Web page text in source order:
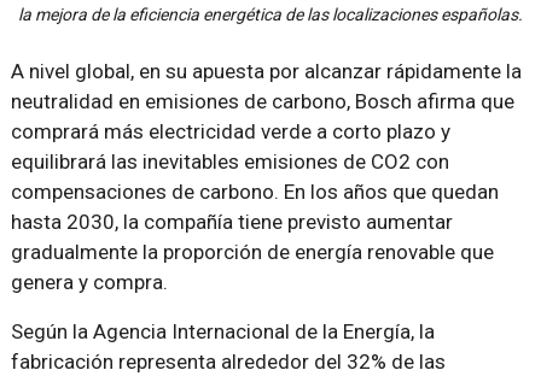
la mejora de la eficiencia energética de las localizaciones españolas.
A nivel global, en su apuesta por alcanzar rápidamente la
neutralidad en emisiones de carbono, Bosch afirma que
comprará más electricidad verde a corto plazo y
equilibrará las inevitables emisiones de CO2 con
compensaciones de carbono. En los años que quedan
hasta 2030, la compañía tiene previsto aumentar
gradualmente la proporción de energía renovable que
genera y compra.
Según la Agencia Internacional de la Energía, la
fabricación representa alrededor del 32% de las